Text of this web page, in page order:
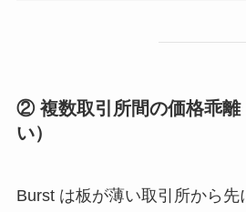
② 複数取引所間の価格乖
い）
Burst は板が薄い取引所から先